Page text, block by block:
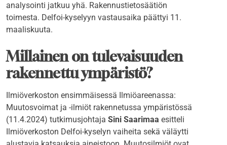
analysointi jatkuu yhä. Rakennustietosäätiön
toimesta. Delfoi-kyselyyn vastausaika päättyi 11.
maaliskuuta.
Millainen on tulevaisuuden
rakennettu ympäristö?
Ilmiöverkoston ensimmäisessä Ilmiöareenassa:
Muutosvoimat ja -ilmiöt rakennetussa ympäristössä
(11.4.2024) tutkimusjohtaja Sini Saarimaa esitteli
Ilmiöverkoston Delfoi-kyselyn vaiheita sekä väläytti